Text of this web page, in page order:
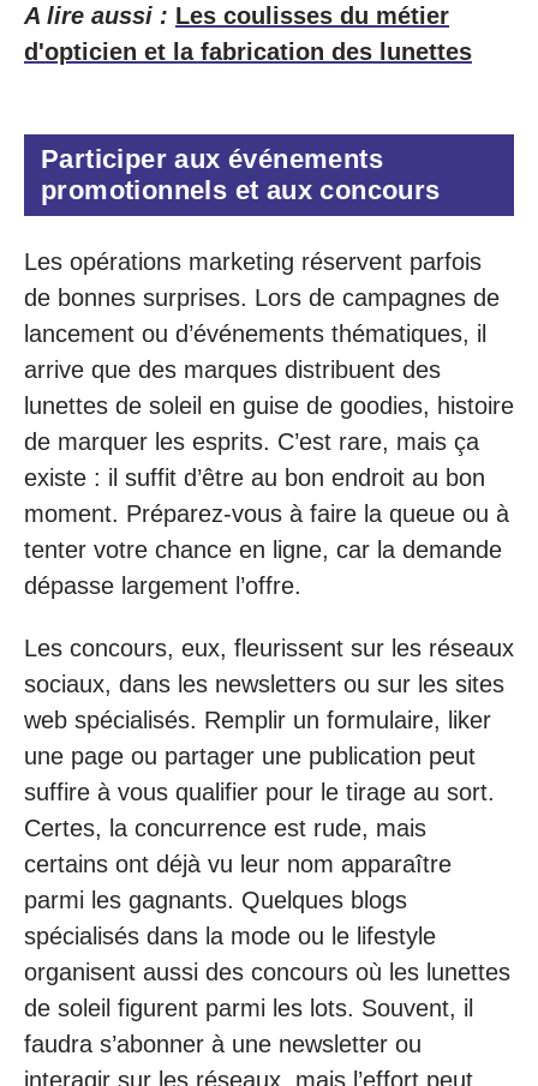
A lire aussi : Les coulisses du métier
d'opticien et la fabrication des lunettes
Participer aux événements
promotionnels et aux concours
Les opérations marketing réservent parfois
de bonnes surprises. Lors de campagnes de
lancement ou d’événements thématiques, il
arrive que des marques distribuent des
lunettes de soleil en guise de goodies, histoire
de marquer les esprits. C’est rare, mais ça
existe : il suffit d’être au bon endroit au bon
moment. Préparez-vous à faire la queue ou à
tenter votre chance en ligne, car la demande
dépasse largement l’offre.
Les concours, eux, fleurissent sur les réseaux
sociaux, dans les newsletters ou sur les sites
web spécialisés. Remplir un formulaire, liker
une page ou partager une publication peut
suffire à vous qualifier pour le tirage au sort.
Certes, la concurrence est rude, mais
certains ont déjà vu leur nom apparaître
parmi les gagnants. Quelques blogs
spécialisés dans la mode ou le lifestyle
organisent aussi des concours où les lunettes
de soleil figurent parmi les lots. Souvent, il
faudra s’abonner à une newsletter ou
interagir sur les réseaux, mais l’effort peut